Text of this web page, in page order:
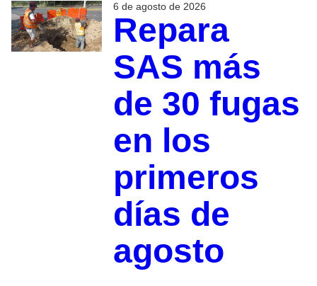
6 de agosto de 2026
Repara
SAS más
de 30 fugas
en los
primeros
días de
agosto